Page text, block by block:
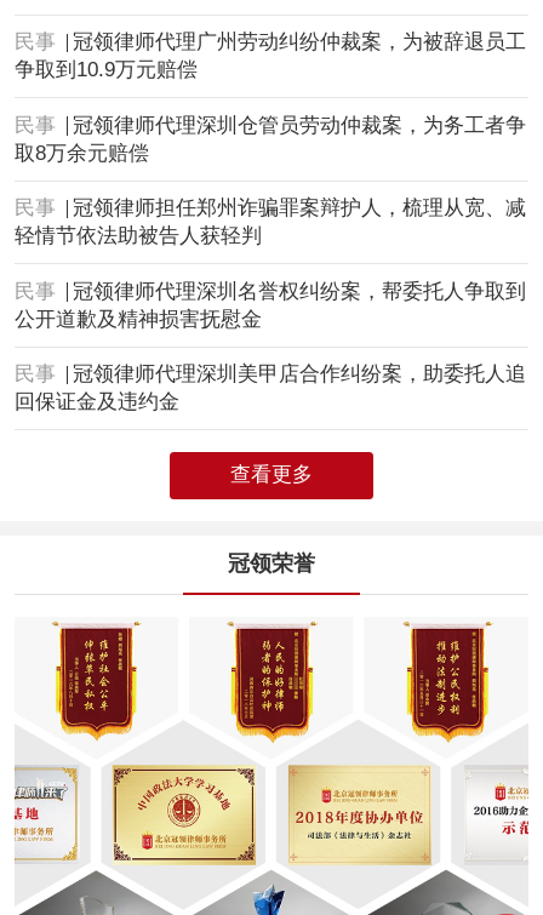
民事
冠领律师代理广州劳动纠纷仲裁案，为被辞退员工
争取到10.9万元赔偿
民事
冠领律师代理深圳仓管员劳动仲裁案，为务工者争
取8万余元赔偿
民事
冠领律师担任郑州诈骗罪案辩护人，梳理从宽、减
轻情节依法助被告人获轻判
民事
冠领律师代理深圳名誉权纠纷案，帮委托人争取到
公开道歉及精神损害抚慰金
民事
冠领律师代理深圳美甲店合作纠纷案，助委托人追
回保证金及违约金
查看更多
冠领荣誉